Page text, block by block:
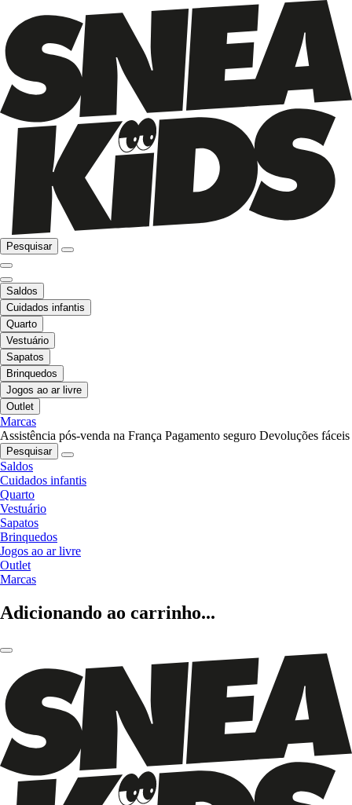
Pesquisar
Saldos
Cuidados infantis
Quarto
Vestuário
Sapatos
Brinquedos
Jogos ao ar livre
Outlet
Marcas
Assistência pós-venda na França Pagamento seguro Devoluções fáceis
Pesquisar
Saldos
Cuidados infantis
Quarto
Vestuário
Sapatos
Brinquedos
Jogos ao ar livre
Outlet
Marcas
Adicionando ao carrinho...